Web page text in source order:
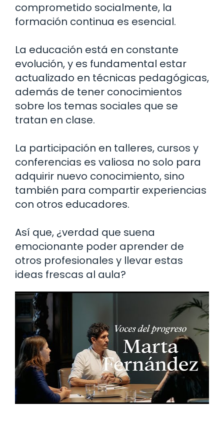
comprometido socialmente, la
formación continua es esencial.
La educación está en constante
evolución, y es fundamental estar
actualizado en técnicas pedagógicas,
además de tener conocimientos
sobre los temas sociales que se
tratan en clase.
La participación en talleres, cursos y
conferencias es valiosa no solo para
adquirir nuevo conocimiento, sino
también para compartir experiencias
con otros educadores.
Así que, ¿verdad que suena
emocionante poder aprender de
otros profesionales y llevar estas
ideas frescas al aula?